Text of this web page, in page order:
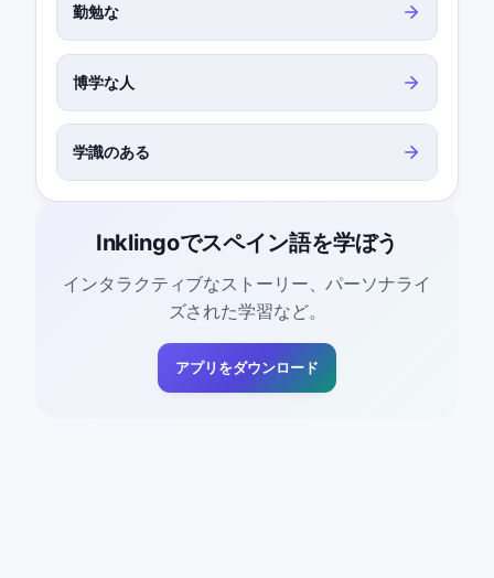
勤勉な
博学な人
学識のある
Inklingoでスペイン語を学ぼう
インタラクティブなストーリー、パーソナライ
ズされた学習など。
アプリをダウンロード